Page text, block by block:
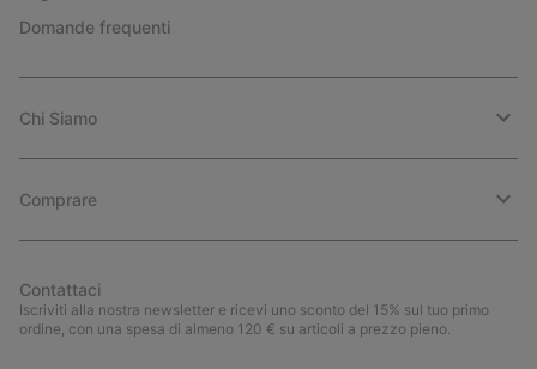
Domande frequenti
Chi Siamo
Comprare
Contattaci
Iscriviti alla nostra newsletter e ricevi uno sconto del 15% sul tuo primo
ordine, con una spesa di almeno 120 € su articoli a prezzo pieno.